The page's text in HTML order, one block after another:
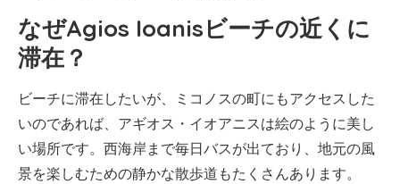
なぜAgios Ioanisビーチの近くに
滞在？
ビーチに滞在したいが、ミコノスの町にもアクセスした
いのであれば、アギオス・イオアニスは絵のように美し
い場所です。西海岸まで毎日バスが出ており、地元の風
景を楽しむための静かな散歩道もたくさんあります。